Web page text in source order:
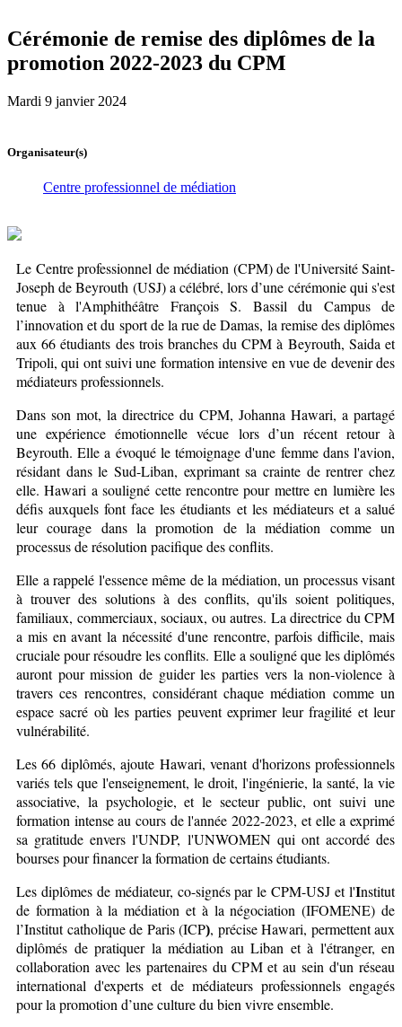
Cérémonie de remise des diplômes de la
promotion 2022-2023 du CPM
Mardi 9 janvier 2024
Organisateur(s)
Centre professionnel de médiation
Le Centre professionnel de médiation (CPM) de l'Université Saint-
Joseph de Beyrouth (USJ) a célébré, lors d’une cérémonie qui s'est
tenue à l'Amphithéâtre François S. Bassil du Campus de
l’innovation et du sport de la rue de Damas, la remise des diplômes
aux 66 étudiants des trois branches du CPM à Beyrouth, Saida et
Tripoli, qui ont suivi une formation intensive en vue de devenir des
médiateurs professionnels.
Dans son mot, la directrice du CPM, Johanna Hawari, a partagé
une expérience émotionnelle vécue lors d’un récent retour à
Beyrouth. Elle a évoqué le témoignage d'une femme dans l'avion,
résidant dans le Sud-Liban, exprimant sa crainte de rentrer chez
elle. Hawari a souligné cette rencontre pour mettre en lumière les
défis auxquels font face les étudiants et les médiateurs et a salué
leur courage dans la promotion de la médiation comme un
processus de résolution pacifique des conflits.
Elle a rappelé l'essence même de la médiation, un processus visant
à trouver des solutions à des conflits, qu'ils soient politiques,
familiaux, commerciaux, sociaux, ou autres. La directrice du CPM
a mis en avant la nécessité d'une rencontre, parfois difficile, mais
cruciale pour résoudre les conflits. Elle a souligné que les diplômés
auront pour mission de guider les parties vers la non-violence à
travers ces rencontres, considérant chaque médiation comme un
espace sacré où les parties peuvent exprimer leur fragilité et leur
vulnérabilité.
Les 66 diplômés, ajoute Hawari, venant d'horizons professionnels
variés tels que l'enseignement, le droit, l'ingénierie, la santé, la vie
associative, la psychologie, et le secteur public, ont suivi une
formation intense au cours de l'année 2022-2023, et elle a exprimé
sa gratitude envers l'UNDP, l'UNWOMEN qui ont accordé des
bourses pour financer la formation de certains étudiants.
Les diplômes de médiateur, co-signés par le CPM-USJ et l'Institut
de formation à la médiation et à la négociation (IFOMENE) de
l’Institut catholique de Paris (ICP), précise Hawari, permettent aux
diplômés de pratiquer la médiation au Liban et à l'étranger, en
collaboration avec les partenaires du CPM et au sein d'un réseau
international d'experts et de médiateurs professionnels engagés
pour la promotion d’une culture du bien vivre ensemble.